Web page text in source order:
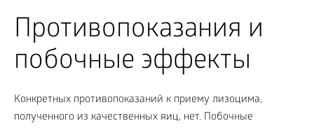
Противопоказания и
побочные эффекты
Конкретных противопоказаний к приему лизоцима,
полученного из качественных яиц, нет. Побочные